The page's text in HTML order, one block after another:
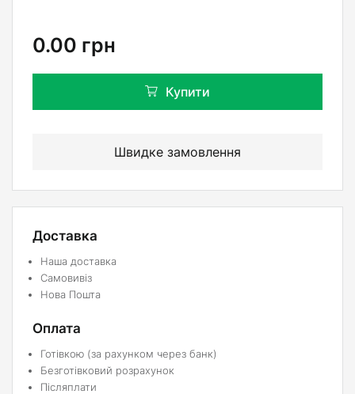
0.00 грн
Купити
Швидке замовлення
Доставка
Наша доставка
Самовивіз
Нова Пошта
Оплата
Готівкою (за рахунком через банк)
Безготівковий розрахунок
Післяплати